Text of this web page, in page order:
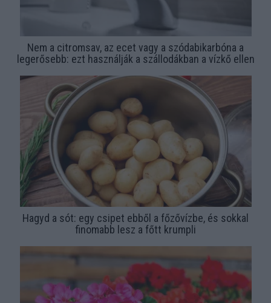
Nem a citromsav, az ecet vagy a szódabikarbóna a
legerősebb: ezt használják a szállodákban a vízkő ellen
Hagyd a sót: egy csipet ebből a főzővízbe, és sokkal
finomabb lesz a főtt krumpli